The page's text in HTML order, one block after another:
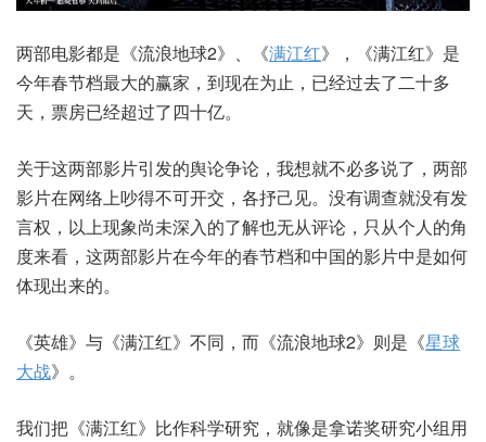
两部电影都是《流浪地球2》、《满江红》，《满江红》是
今年春节档最大的赢家，到现在为止，已经过去了二十多
天，票房已经超过了四十亿。
关于这两部影片引发的舆论争论，我想就不必多说了，两部
影片在网络上吵得不可开交，各抒己见。没有调查就没有发
言权，以上现象尚未深入的了解也无从评论，只从个人的角
度来看，这两部影片在今年的春节档和中国的影片中是如何
体现出来的。
《英雄》与《满江红》不同，而《流浪地球2》则是《星球
大战》。
我们把《满江红》比作科学研究，就像是拿诺奖研究小组用